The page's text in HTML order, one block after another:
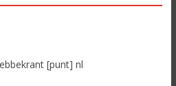
[punt] nl